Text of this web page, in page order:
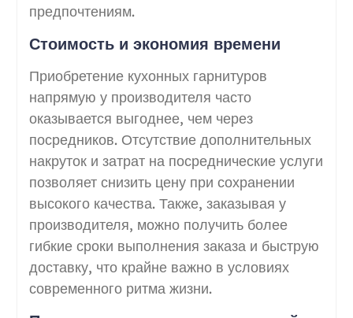
предпочтениям.
Стоимость и экономия времени
Приобретение кухонных гарнитуров
напрямую у производителя часто
оказывается выгоднее, чем через
посредников. Отсутствие дополнительных
накруток и затрат на посреднические услуги
позволяет снизить цену при сохранении
высокого качества. Также, заказывая у
производителя, можно получить более
гибкие сроки выполнения заказа и быструю
доставку, что крайне важно в условиях
современного ритма жизни.